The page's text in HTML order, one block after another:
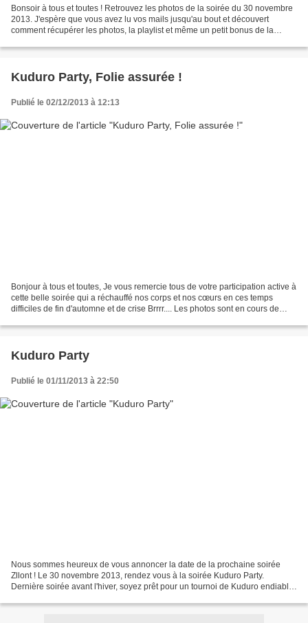
Bonsoir à tous et toutes ! Retrouvez les photos de la soirée du 30 novembre
2013. J'espère que vous avez lu vos mails jusqu'au bout et découvert
comment récupérer les photos, la playlist et même un petit bonus de la
Kuduro Party, Folie assurée !
Publié le 02/12/2013 à 12:13
Bonjour à tous et toutes, Je vous remercie tous de votre participation active à
cette belle soirée qui a réchauffé nos corps et nos cœurs en ces temps
difficiles de fin d'automne et de crise Brrrr.... Les photos sont en cours de
Kuduro Party
Publié le 01/11/2013 à 22:50
Nous sommes heureux de vous annoncer la date de la prochaine soirée
Zllont ! Le 30 novembre 2013, rendez vous à la soirée Kuduro Party.
Dernière soirée avant l'hiver, soyez prêt pour un tournoi de Kuduro endiablé.